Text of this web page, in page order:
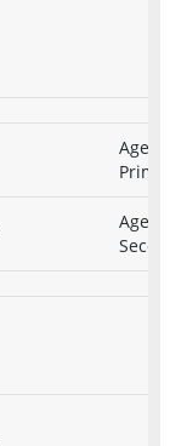
Agency
Primary
Agency